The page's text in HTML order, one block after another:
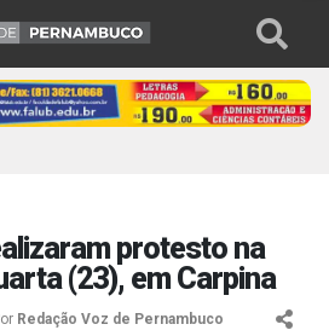
protesto na
(23), em Carpina
Redação Voz de Pernambuco